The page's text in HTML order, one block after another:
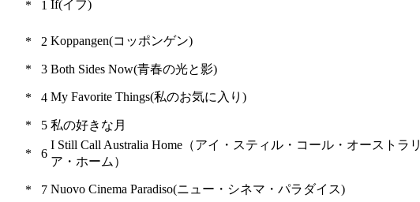
* 1 If(イフ)
* 2 Koppangen(コッポンゲン)
* 3 Both Sides Now(青春の光と影)
* 4 My Favorite Things(私のお気に入り)
* 5 私の好きな月
* 6
I Still Call Australia Home（アイ・スティル・コール・オーストラリ
ア・ホーム）
* 7 Nuovo Cinema Paradiso(ニュー・シネマ・パラダイス)